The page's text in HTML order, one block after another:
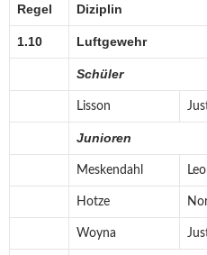
Regel Diziplin
1.10 Luftgewehr
Schüler
Lisson
Junioren
Meskendahl
Hotze
Woyna